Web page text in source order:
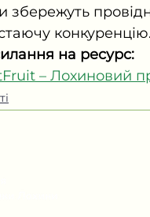
збережуть
конкуренцію.
на ресурс:
– Лохиновий